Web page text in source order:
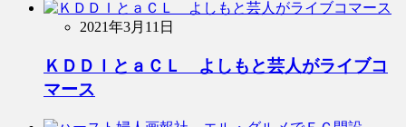
2021年3月11日
ＫＤＤＩとａＣＬ よしもと芸人がライブコ
マース